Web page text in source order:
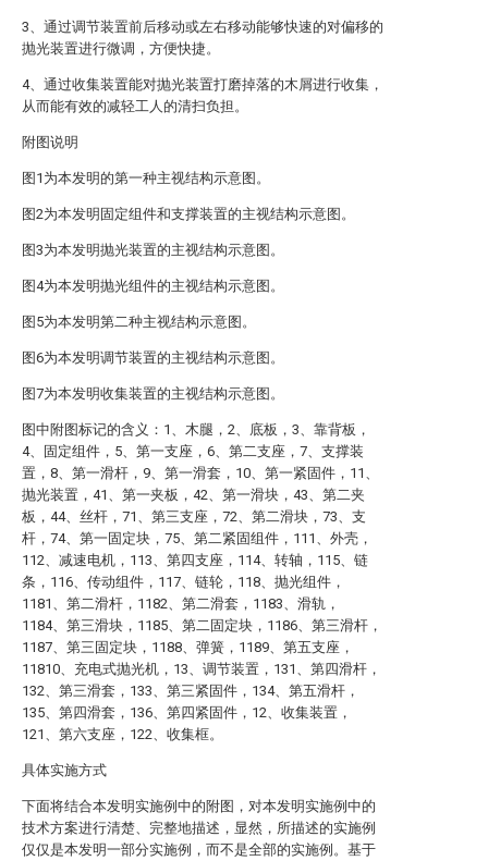
3、通过调节装置前后移动或左右移动能够快速的对偏移的
抛光装置进行微调，方便快捷。
4、通过收集装置能对抛光装置打磨掉落的木屑进行收集，
从而能有效的减轻工人的清扫负担。
附图说明
图1为本发明的第一种主视结构示意图。
图2为本发明固定组件和支撑装置的主视结构示意图。
图3为本发明抛光装置的主视结构示意图。
图4为本发明抛光组件的主视结构示意图。
图5为本发明第二种主视结构示意图。
图6为本发明调节装置的主视结构示意图。
图7为本发明收集装置的主视结构示意图。
图中附图标记的含义：1、木腿，2、底板，3、靠背板，
4、固定组件，5、第一支座，6、第二支座，7、支撑装
置，8、第一滑杆，9、第一滑套，10、第一紧固件，11、
抛光装置，41、第一夹板，42、第一滑块，43、第二夹
板，44、丝杆，71、第三支座，72、第二滑块，73、支
杆，74、第一固定块，75、第二紧固组件，111、外壳，
112、减速电机，113、第四支座，114、转轴，115、链
条，116、传动组件，117、链轮，118、抛光组件，
1181、第二滑杆，1182、第二滑套，1183、滑轨，
1184、第三滑块，1185、第二固定块，1186、第三滑杆，
1187、第三固定块，1188、弹簧，1189、第五支座，
11810、充电式抛光机，13、调节装置，131、第四滑杆，
132、第三滑套，133、第三紧固件，134、第五滑杆，
135、第四滑套，136、第四紧固件，12、收集装置，
121、第六支座，122、收集框。
具体实施方式
下面将结合本发明实施例中的附图，对本发明实施例中的
技术方案进行清楚、完整地描述，显然，所描述的实施例
仅仅是本发明一部分实施例，而不是全部的实施例。基于